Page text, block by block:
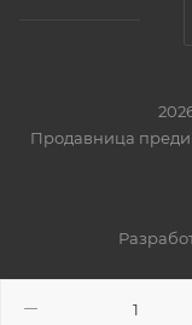
Продавница